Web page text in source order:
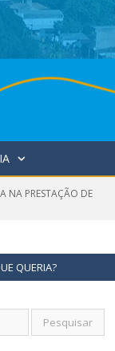
NA PRESTAÇÃO DE
QUERIA?